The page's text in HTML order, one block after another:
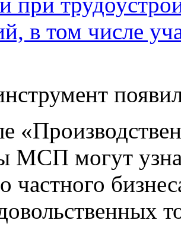
в том числе
МСП могут
частного